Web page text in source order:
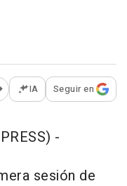
opciones para
IA Seguir en
-
sesión de